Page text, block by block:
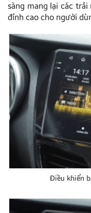
sàng mang lại các
đỉnh cao cho người
Điều khiển